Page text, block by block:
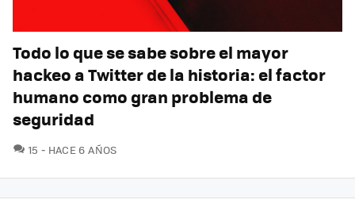
Todo lo que se sabe sobre el mayor
hackeo a Twitter de la historia: el factor
humano como gran problema de
seguridad
15 COMENTARIOS
HACE 6 AÑOS